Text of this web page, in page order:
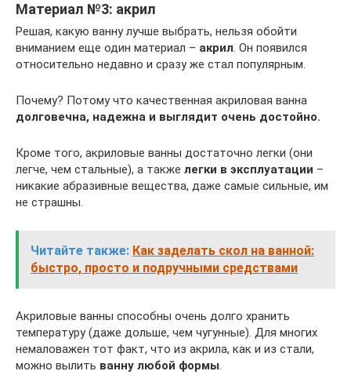
Материал №3: акрил
Решая, какую ванну лучше выбрать, нельзя обойти
вниманием еще один материал – акрил. Он появился
относительно недавно и сразу же стал популярным.
Почему? Потому что качественная акриловая ванна
долговечна, надежна и выглядит очень достойно.
Кроме того, акриловые ванны достаточно легки (они
легче, чем стальные), а также легки в эксплуатации –
никакие абразивные вещества, даже самые сильные, им
не страшны.
Читайте также: Как заделать скол на ванной:
быстро, просто и подручными средствами
Акриловые ванны способны очень долго хранить
температуру (даже дольше, чем чугунные). Для многих
немаловажен тот факт, что из акрила, как и из стали,
можно вылить ванну любой формы.